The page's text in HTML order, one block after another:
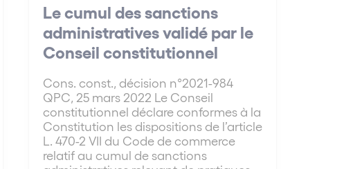
Le cumul des sanctions
administratives validé par le
Conseil constitutionnel
Cons. const., décision n°2021-984
QPC, 25 mars 2022 Le Conseil
constitutionnel déclare conformes à la
Constitution les dispositions de l’article
L. 470-2 VII du Code de commerce
relatif au cumul de sanctions